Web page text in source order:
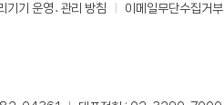
기기 운영․관리 방침 이메일무단수집거부